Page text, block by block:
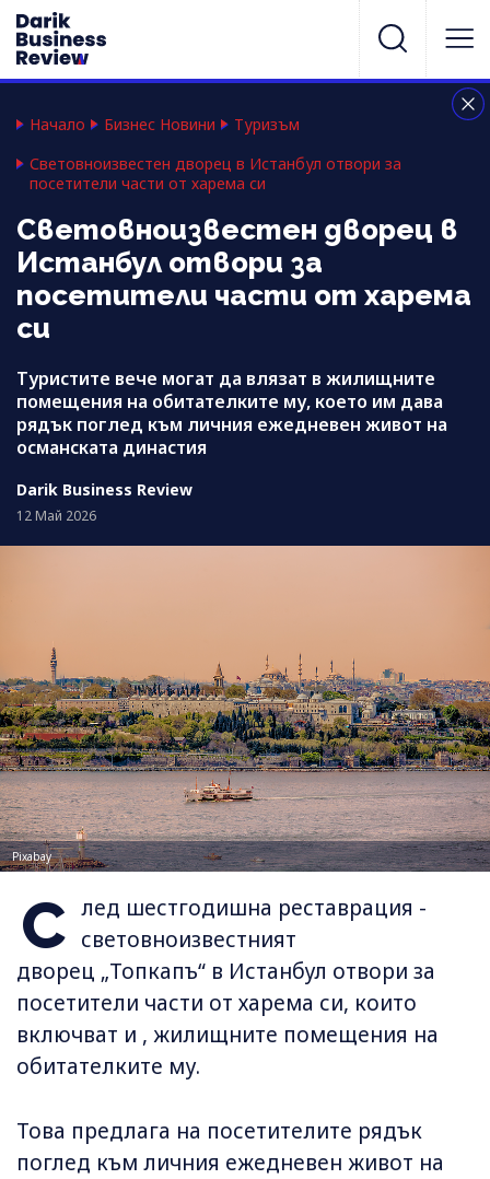
Начало Бизнес Новини
Туризъм
Световноизвестен дворец в Истанбул отвори за
посетители части от харема си
Световноизвестен дворец в
Истанбул отвори за
посетители части от харема
си
Туристите вече могат да влязат в жилищните
помещения на обитателките му, което им дава
рядък поглед към личния ежедневен живот на
османската династия
Darik Business Review
12 Май 2026
Pixabay
С лед шестгодишна реставрация -
световноизвестният
дворец „Топкапъ“ в Истанбул отвори за
посетители части от харема си, които
включват и , жилищните помещения на
обитателките му.
Това предлага на посетителите рядък
поглед към личния ежедневен живот на